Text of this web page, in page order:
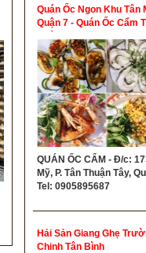
Quán Ốc Ngon Khu Tân
Quận 7 - Quán Ốc Cẩm
QUÁN ỐC CẨM - Đ/c:
Mỹ, P. Tân Thuận Tây,
Tel: 0905895687
Hải Sản Giang Ghẹ
Chinh Tân Bình